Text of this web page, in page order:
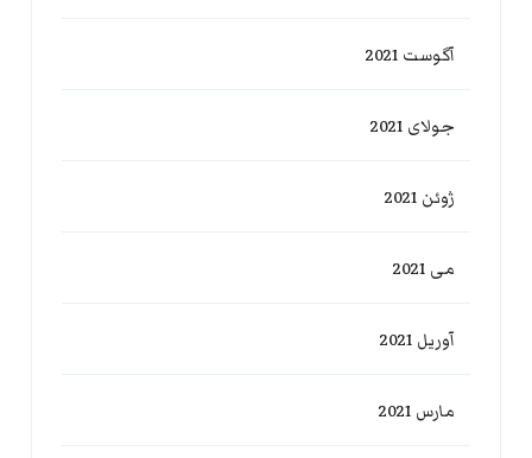
آگوست 2021
جولای 2021
ژوئن 2021
می 2021
آوریل 2021
مارس 2021